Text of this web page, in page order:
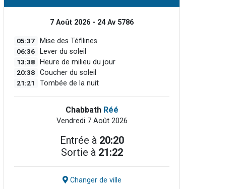
7 Août 2026 - 24 Av 5786
05:37 Mise des Téfilines
06:36 Lever du soleil
13:38 Heure de milieu du jour
20:38 Coucher du soleil
21:21 Tombée de la nuit
Chabbath Réé
Vendredi 7 Août 2026
Entrée à 20:20
Sortie à 21:22
Changer de ville